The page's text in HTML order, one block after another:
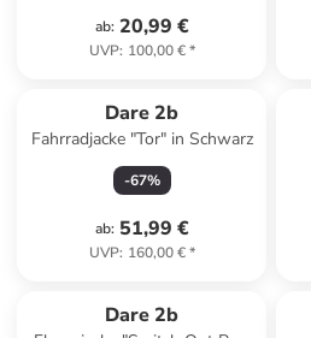
ab: 20,99 €
UVP: 100,00 €*
Dare 2b
Fahrradjacke "Tor" in Schwarz
-67%
ab: 51,99 €
UVP: 160,00 €*
Dare 2b